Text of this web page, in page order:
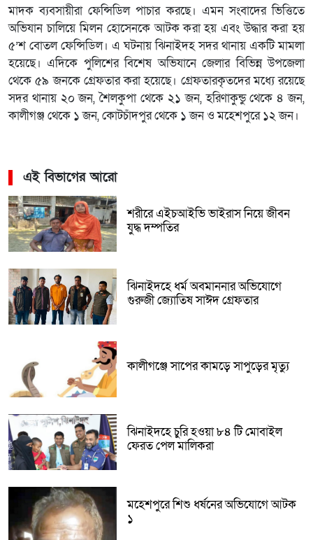
মাদক ব্যবসায়ীরা ফেন্সিডিল পাচার করছে। এমন সংবাদের ভিত্তিতে
অভিযান চালিয়ে মিলন হোসেনকে আটক করা হয় এবং উদ্ধার করা হয়
৫’শ বোতল ফেন্সিডিল। এ ঘটনায় ঝিনাইদহ সদর থানায় একটি মামলা
হয়েছে। এদিকে পুলিশের বিশেষ অভিযানে জেলার বিভিন্ন উপজেলা
থেকে ৫৯ জনকে গ্রেফতার করা হয়েছে। গ্রেফতারকৃতদের মধ্যে রয়েছে
সদর থানায় ২০ জন, শৈলকুপা থেকে ২১ জন, হরিণাকুন্ডু থেকে ৪ জন,
কালীগঞ্জ থেকে ১ জন, কোটচাঁদপুর থেকে ১ জন ও মহেশপুরে ১২ জন।
এই বিভাগের আরো
শরীরে এইচআইভি ভাইরাস নিয়ে জীবন
যুদ্ধ দম্পতির
ঝিনাইদহে ধর্ম অবমাননার অভিযোগে
গুরুজী জ্যোতিষ সাঈদ গ্রেফতার
কালীগঞ্জে সাপের কামড়ে সাপুড়ের মৃত্যু
ঝিনাইদহে চুরি হওয়া ৮৪ টি মোবাইল
ফেরত পেল মালিকরা
মহেশপুরে শিশু ধর্ষনের অভিযোগে আটক
১